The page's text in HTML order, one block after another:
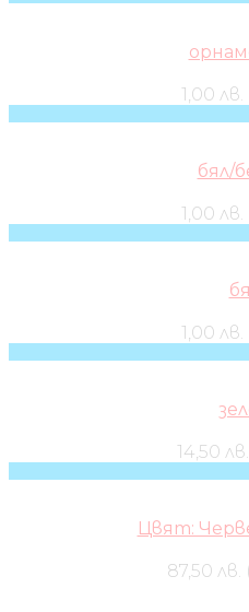
1,00 лв.
бял/
1,00 лв.
1,00 лв.
14,50
Цвят:
87,50 лв.